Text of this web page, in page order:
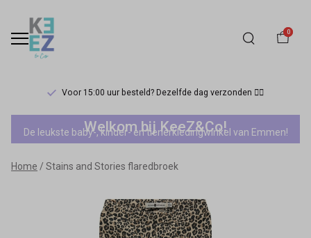
0
Voor 15:00 uur besteld? Dezelfde dag verzonden 🏃‍♀️
Stains
and
Stories
flaredbroek
Welkom bij KeeZ&Co!
De leukste baby-, kinder- en tienerkledingwinkel van Emmen!
Home Stains and Stories flaredbroek